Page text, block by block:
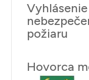
požiaru
Hovorca